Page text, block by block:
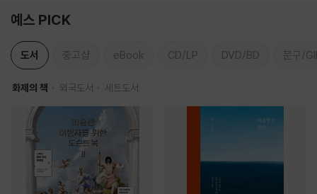
예스 PICK
도서 중고샵 eBook CD/LP DVD/BD 문구/
화제의 책 외국도서 세트도서